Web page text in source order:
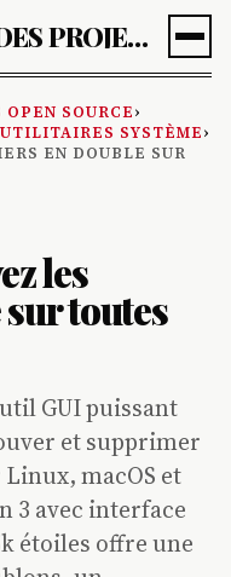
AIBIT-DÉCOUVREZ DES PROJETS OPEN SOURCE
SOURCE›
UTILITAIRES SYSTÈME›
EN DOUBLE SUR
les
toutes
GUI puissant
et supprimer
macOS et
3 avec interface
étoiles offre une